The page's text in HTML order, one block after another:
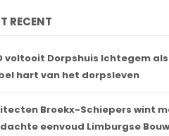
RECENT
voltooit Dorpshuis Ichtegem als
hart van het dorpsleven
Broekx-Schiepers wint
eenvoud Limburgse Bouw